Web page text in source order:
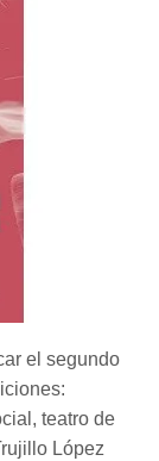
el segundo
teatro de
López